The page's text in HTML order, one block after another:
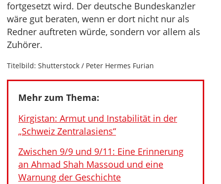
fortgesetzt wird. Der deutsche Bundeskanzler
wäre gut beraten, wenn er dort nicht nur als
Redner auftreten würde, sondern vor allem als
Zuhörer.
Titelbild: Shutterstock / Peter Hermes Furian
Mehr zum Thema:
Kirgistan: Armut und Instabilität in der
„Schweiz Zentralasiens“
Zwischen 9/9 und 9/11: Eine Erinnerung
an Ahmad Shah Massoud und eine
Warnung der Geschichte